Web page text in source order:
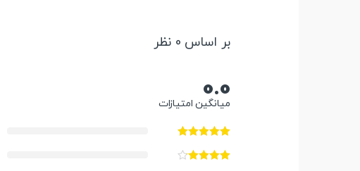
بر اساس 0 نظر
0.0
میانگین امتیازات